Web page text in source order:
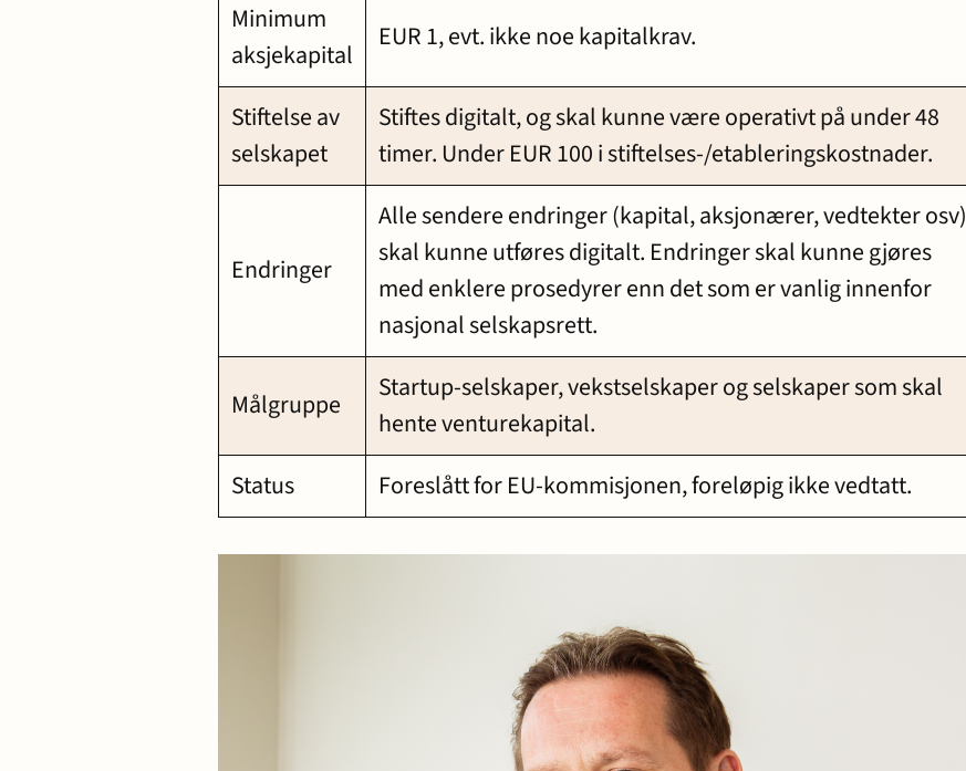
Minimum
aksjekapital
EUR 1, evt. ikke noe kapitalkrav.
Stiftelse av
selskapet
Stiftes digitalt, og skal kunne være operativt på under 48
timer. Under EUR 100 i stiftelses-/etableringskostnader.
Endringer
Alle sendere endringer (kapital, aksjonærer, vedtekter osv)
skal kunne utføres digitalt. Endringer skal kunne gjøres
med enklere prosedyrer enn det som er vanlig innenfor
nasjonal selskapsrett.
Målgruppe
Startup-selskaper, vekstselskaper og selskaper som skal
hente venturekapital.
Status
Foreslått for EU-kommisjonen, foreløpig ikke vedtatt.